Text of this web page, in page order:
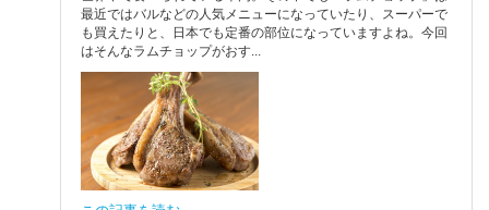
最近ではバルなどの人気メニューになっていたり、スーパーで
も買えたりと、日本でも定番の部位になっていますよね。今回
はそんなラムチョップがおす...